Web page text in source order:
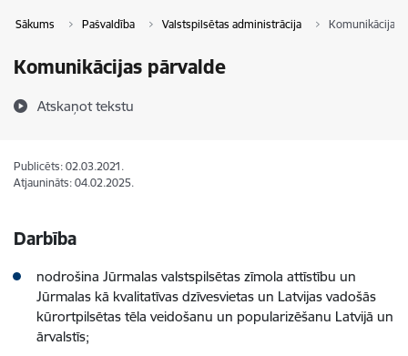
Sākums Pašvaldība Valstspilsētas administrācija Komunikācijas
Komunikācijas pārvalde
Atskaņot tekstu
Publicēts: 02.03.2021.
Atjaunināts: 04.02.2025.
Darbība
nodrošina Jūrmalas valstspilsētas zīmola attīstību un
Jūrmalas kā kvalitatīvas dzīvesvietas un Latvijas vadošās
kūrortpilsētas tēla veidošanu un popularizēšanu Latvijā un
ārvalstīs;